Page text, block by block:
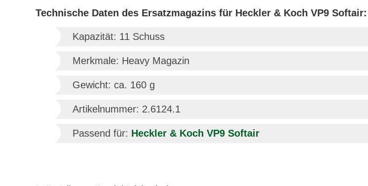
Technische Daten des Ersatzmagazins für Heckler & Koch VP9 Softair:
Kapazität: 11 Schuss
Merkmale: Heavy Magazin
Gewicht: ca. 160 g
Artikelnummer: 2.6124.1
Passend für: Heckler & Koch VP9 Softair